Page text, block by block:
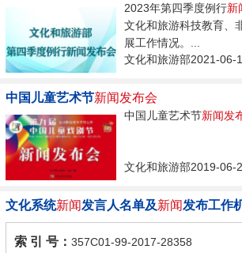
2023年第四季度例行新
文化和旅游科技教育、
展工作情况。...
文化和旅游部2021-06-
中国儿童艺术节新闻发布会
中国儿童艺术节新闻发
文化和旅游部2019-06-
文化系统新闻发言人名单及新闻发布工作
索 引 号： 357C01-99-2017-28358